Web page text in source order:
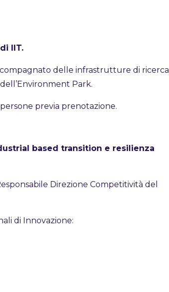
IIT.
delle infrastrutture di ricerca
Park.
previa prenotazione.
based transition e resilienza
Direzione Competitività del
di Innovazione: